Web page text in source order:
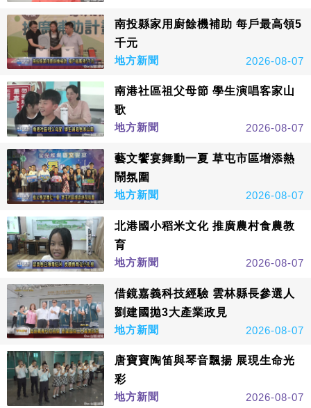
南投縣家用廚餘機補助 每戶最高領5
千元
地方新聞
2026-08-07
南港社區祖父母節 學生演唱客家山
歌
地方新聞
2026-08-07
藝文饗宴舞動一夏 草屯市區增添熱
鬧氛圍
地方新聞
2026-08-07
北港國小稻米文化 推廣農村食農教
育
地方新聞
2026-08-07
借鏡嘉義科技經驗 雲林縣長參選人
劉建國拋3大產業政見
地方新聞
2026-08-07
唐寶寶陶笛與琴音飄揚 展現生命光
彩
地方新聞
2026-08-07